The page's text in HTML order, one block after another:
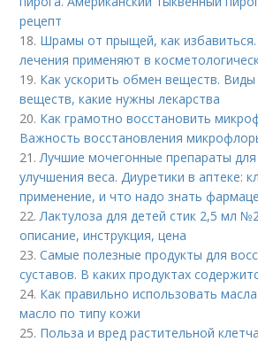
рецепт
18. Шрамы от прыщей, как
лечения применяют в
19. Как ускорить обмен веществ.
веществ, какие нужны лекарства
20. Как грамотно восстановить
Важность восстановления
21.Лучшие мочегонные препараты для
улучшения веса. Диуретики в аптеке:
применение, и что надо знать
22.Лактулоза для детей стик 2,5 мл
описание, инструкция, цена
23.Самые полезные продукты для
суставов. В каких продуктах
24. Как правильно использовать
масло по типу кожи
25. Польза и вред растительной